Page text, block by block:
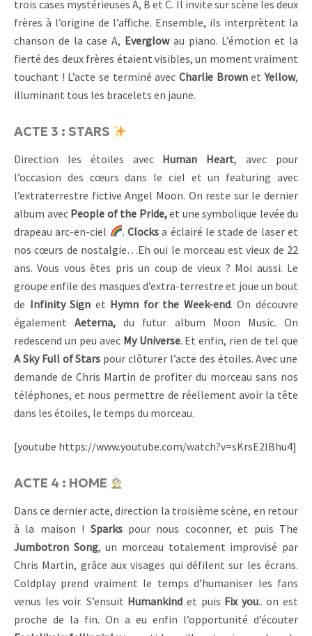
trois cases mystérieuses A, B et C. Il invite sur scène les deux
frères à l’origine de l’affiche. Ensemble, ils interprètent la
chanson de la case A, Everglowau piano. L’émotion et la
fierté des deux frères étaient visibles, un moment vraiment
touchant ! L’acte se terminé avec Charlie BrownetYellow,
illuminant tous les bracelets en jaune.
ACTE 3 : STARS
Direction les étoiles avec Human Heart, avec pour
l’occasion des cœurs dans le ciel et un featuring avec
l’extraterrestre fictive Angel Moon. On reste sur le dernier
album avec People of the Pride,et une symbolique levée du
drapeau arc-en-ciel
. Clocksa éclairé le stade de laser et
nos cœurs de nostalgie…Eh oui le morceau est vieux de 22
ans. Vous vous êtes pris un coup de vieux ? Moi aussi. Le
groupe enfile des masques d’extra-terrestre et joue un bout
de Infinity Sign et Hymn for the Week-end. On découvre
égalementAeterna, du futur album Moon Music. On
redescend un peu avec My Universe. Et enfin, rien de tel que
A Sky Full of Stars pour clôturer l’acte des étoiles. Avec une
demande de Chris Martin de profiter du morceau sans nos
téléphones, et nous permettre de réellement avoir la tête
dans les étoiles, le temps du morceau.
[youtube https://www.youtube.com/watch?v=sKrsE2lBhu4]
ACTE 4 : HOME
Dans ce dernier acte, direction la troisième scène, en retour
à la maison ! Sparkspour nous coconner, et puis The
Jumbotron Song, un morceau totalement improvisé par
Chris Martin, grâce aux visages qui défilent sur les écrans.
Coldplay prend vraiment le temps d’humaniser les fans
venus les voir. S’ensuit Humankind et puis Fix you.. on est
proche de la fin. On a eu enfin l’opportunité d’écouter